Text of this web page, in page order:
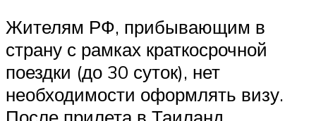
Жителям РФ, прибывающим в
страну с рамках краткосрочной
поездки (до 30 суток), нет
необходимости оформлять визу.